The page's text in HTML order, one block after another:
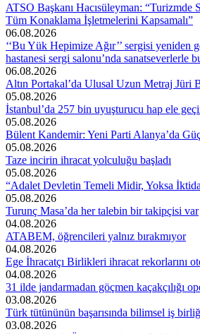
ATSO Başkanı Hacısüleyman: “Turizmde
Tüm Konaklama İşletmelerini Kapsamalı”
06.08.2026
‘‘Bu Yük Hepimize Ağır’’ sergisi yeniden
hastanesi sergi salonu’nda sanatseverlerle
06.08.2026
Altın Portakal’da Ulusal Uzun Metraj Jüri
05.08.2026
İstanbul’da 257 bin uyuşturucu hap ele
05.08.2026
Bülent Kandemir: Yeni Parti Alanya’da
05.08.2026
Taze incirin ihracat yolculuğu başladı
05.08.2026
“Adalet Devletin Temeli Midir, Yoksa
05.08.2026
Turunç Masa’da her talebin bir takipçisi var
04.08.2026
ATABEM, öğrencileri yalnız bırakmıyor
04.08.2026
Ege İhracatçı Birlikleri ihracat rekorlarını
04.08.2026
31 ilde jandarmadan göçmen kaçakçılığı
03.08.2026
Türk tütününün başarısında bilimsel iş
03.08.2026